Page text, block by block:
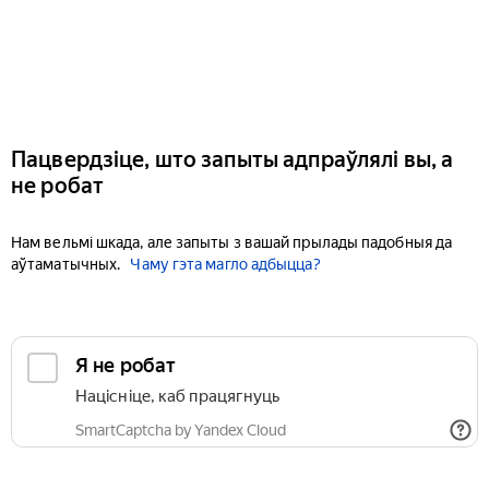
Пацвердзіце, што запыты адпраўлялі вы, а
не робат
Нам вельмі шкада, але запыты з вашай прылады падобныя да
аўтаматычных.
Чаму гэта магло адбыцца?
Я не робат
Націсніце, каб працягнуць
SmartCaptcha by Yandex Cloud